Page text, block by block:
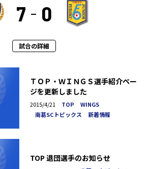
7 0
試合の詳細
ＴＯＰ・ＷＩＮＧＳ選手紹介ペー
ジを更新しました
2015/4/21 TOP
WINGS
南葛SCトピックス
新着情報
TOP 退団選手のお知らせ